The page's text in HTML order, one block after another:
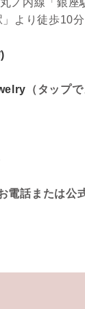
ノ内線「銀座
より徒歩10分
（タップ
電話または公